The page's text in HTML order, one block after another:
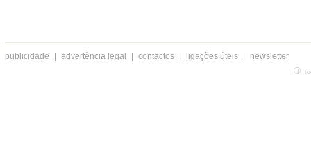
publicidade advertência legal contactos ligações úteis newsletter
®